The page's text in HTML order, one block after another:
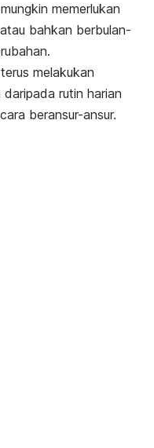
memerlukan
bahkan berbulan-
melakukan
rutin harian
beransur-ansur.